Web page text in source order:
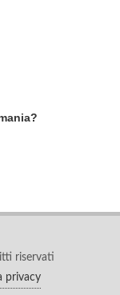
riservati
privacy